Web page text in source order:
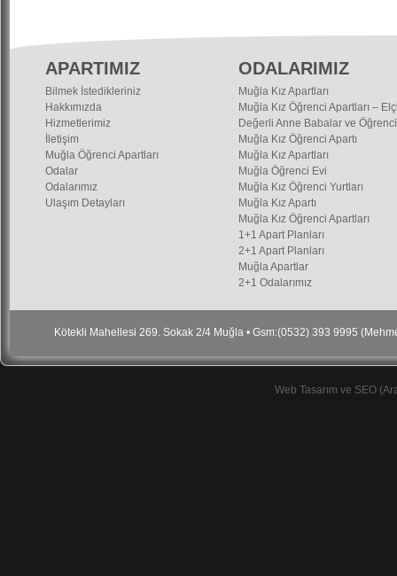
APARTIMIZ
Bilmek İstedikleriniz
Hakkımızda
Hizmetlerimiz
İletişim
Muğla Öğrenci Apartları
Odalar
Odalarımız
Ulaşım Detayları
ODALARIMIZ
Muğla Kız Apartları
Muğla Kız Öğrenci Apartları –
Değerli Anne Babalar ve
Muğla Kız Öğrenci Apartı
Muğla Kız Apartları
Muğla Öğrenci Evi
Muğla Kız Öğrenci Yurtları
Muğla Kız Apartı
Muğla Kız Öğrenci Apartları
1+1 Apart Planları
2+1 Apart Planları
Muğla Apartlar
2+1 Odalarımız
Kötekli Mahellesi 269. Sokak 2/4 Muğla • Gsm:(0532) 393 9995
Web Tasarım ve SEO